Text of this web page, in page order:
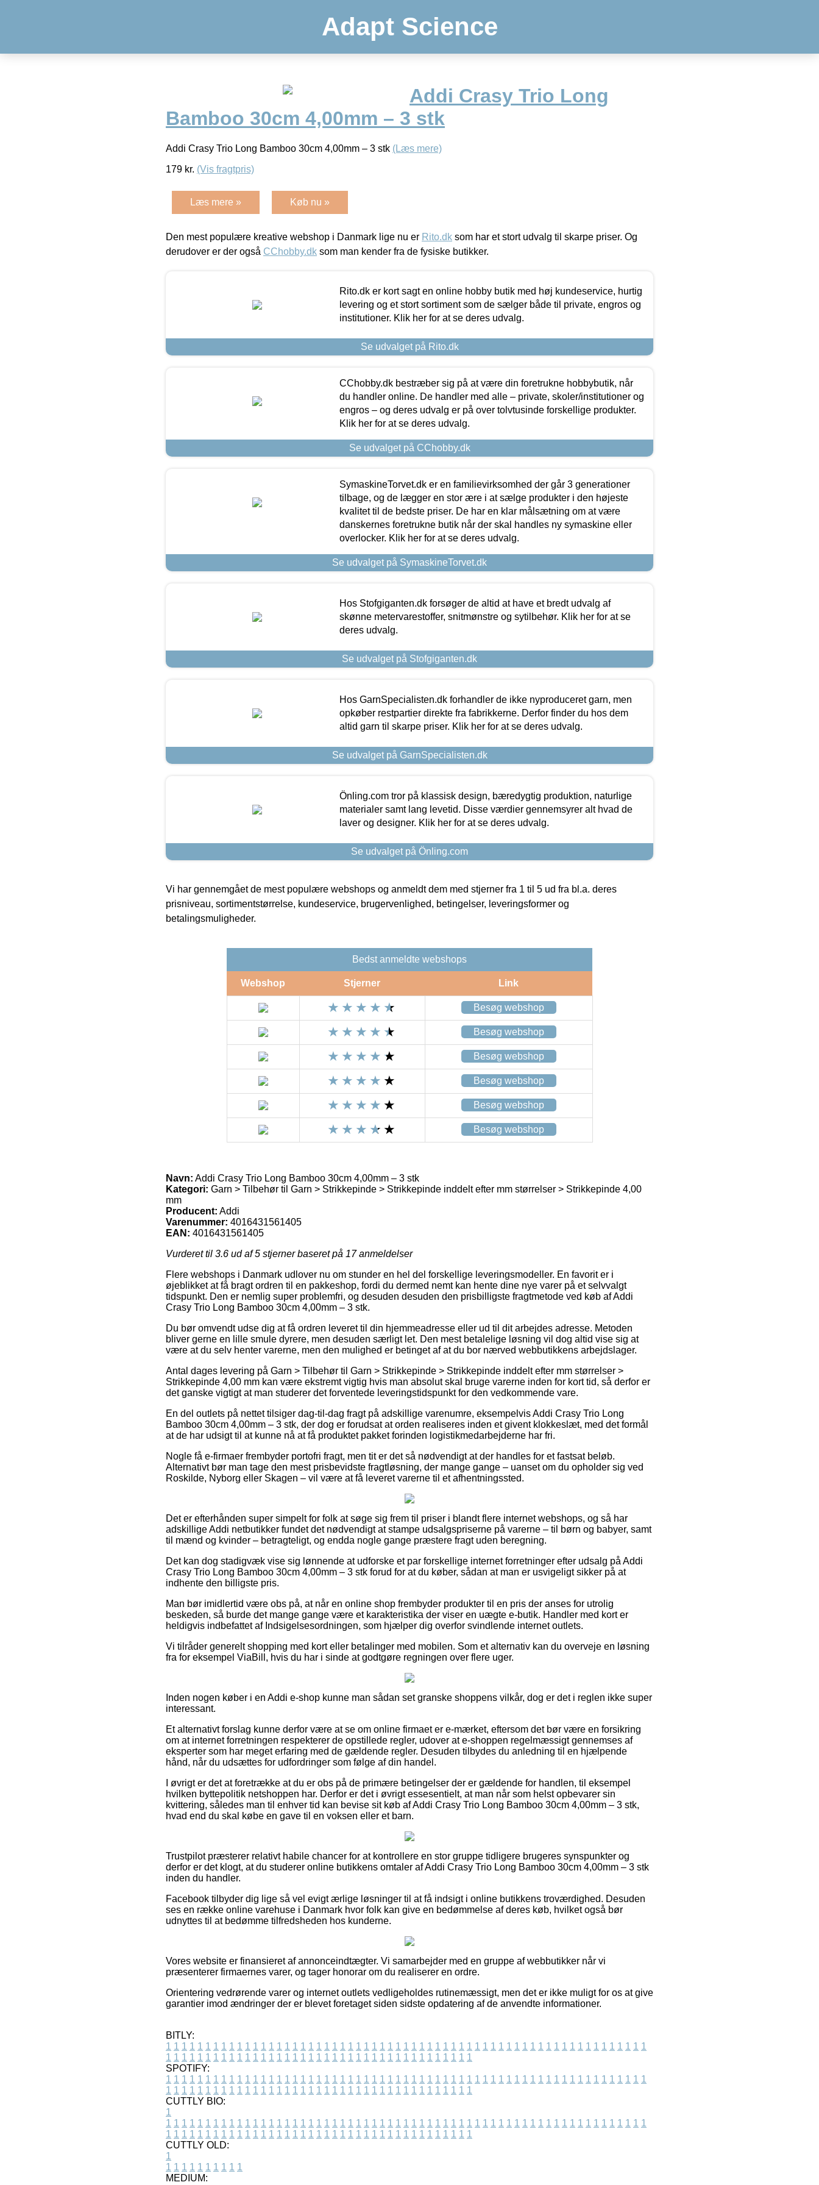
Adapt Science
Addi Crasy Trio Long
Bamboo 30cm 4,00mm – 3 stk
Addi Crasy Trio Long Bamboo 30cm 4,00mm – 3 stk (Læs mere)
179 kr. (Vis fragtpris)
Læs mere » Køb nu »
Den mest populære kreative webshop i Danmark lige nu er Rito.dk som har et stort udvalg til skarpe priser. Og
derudover er der også CChobby.dk som man kender fra de fysiske butikker.
Rito.dk er kort sagt en online hobby butik med høj kundeservice, hurtig
levering og et stort sortiment som de sælger både til private, engros og
institutioner. Klik her for at se deres udvalg.
Se udvalget på Rito.dk
CChobby.dk bestræber sig på at være din foretrukne hobbybutik, når
du handler online. De handler med alle – private, skoler/institutioner og
engros – og deres udvalg er på over tolvtusinde forskellige produkter.
Klik her for at se deres udvalg.
Se udvalget på CChobby.dk
SymaskineTorvet.dk er en familievirksomhed der går 3 generationer
tilbage, og de lægger en stor ære i at sælge produkter i den højeste
kvalitet til de bedste priser. De har en klar målsætning om at være
danskernes foretrukne butik når der skal handles ny symaskine eller
overlocker. Klik her for at se deres udvalg.
Se udvalget på SymaskineTorvet.dk
Hos Stofgiganten.dk forsøger de altid at have et bredt udvalg af
skønne metervarestoffer, snitmønstre og sytilbehør. Klik her for at se
deres udvalg.
Se udvalget på Stofgiganten.dk
Hos GarnSpecialisten.dk forhandler de ikke nyproduceret garn, men
opkøber restpartier direkte fra fabrikkerne. Derfor finder du hos dem
altid garn til skarpe priser. Klik her for at se deres udvalg.
Se udvalget på GarnSpecialisten.dk
Önling.com tror på klassisk design, bæredygtig produktion, naturlige
materialer samt lang levetid. Disse værdier gennemsyrer alt hvad de
laver og designer. Klik her for at se deres udvalg.
Se udvalget på Önling.com
Vi har gennemgået de mest populære webshops og anmeldt dem med stjerner fra 1 til 5 ud fra bl.a. deres
prisniveau, sortimentstørrelse, kundeservice, brugervenlighed, betingelser, leveringsformer og
betalingsmuligheder.
Bedst anmeldte webshops
Webshop Stjerner Link
Besøg webshop
Besøg webshop
Besøg webshop
Besøg webshop
Besøg webshop
Besøg webshop
Navn: Addi Crasy Trio Long Bamboo 30cm 4,00mm – 3 stk
Kategori: Garn > Tilbehør til Garn > Strikkepinde > Strikkepinde inddelt efter mm størrelser > Strikkepinde 4,00
mm
Producent: Addi
Varenummer: 4016431561405
EAN: 4016431561405
Vurderet til 3.6 ud af 5 stjerner baseret på 17anmeldelser
Flere webshops i Danmark udlover nu om stunder en hel del forskellige leveringsmodeller. En favorit er i
øjeblikket at få bragt ordren til en pakkeshop, fordi du dermed nemt kan hente dine nye varer på et selvvalgt
tidspunkt. Den er nemlig super problemfri, og desuden desuden den prisbilligste fragtmetode ved køb af Addi
Crasy Trio Long Bamboo 30cm 4,00mm – 3 stk.
Du bør omvendt udse dig at få ordren leveret til din hjemmeadresse eller ud til dit arbejdes adresse. Metoden
bliver gerne en lille smule dyrere, men desuden særligt let. Den mest betalelige løsning vil dog altid vise sig at
være at du selv henter varerne, men den mulighed er betinget af at du bor nærved webbutikkens arbejdslager.
Antal dages levering på Garn > Tilbehør til Garn > Strikkepinde > Strikkepinde inddelt efter mm størrelser >
Strikkepinde 4,00 mm kan være ekstremt vigtig hvis man absolut skal bruge varerne inden for kort tid, så derfor er
det ganske vigtigt at man studerer det forventede leveringstidspunkt for den vedkommende vare.
En del outlets på nettet tilsiger dag-til-dag fragt på adskillige varenumre, eksempelvis Addi Crasy Trio Long
Bamboo 30cm 4,00mm – 3 stk, der dog er forudsat at orden realiseres inden et givent klokkeslæt, med det formål
at de har udsigt til at kunne nå at få produktet pakket forinden logistikmedarbejderne har fri.
Nogle få e-firmaer frembyder portofri fragt, men tit er det så nødvendigt at der handles for et fastsat beløb.
Alternativt bør man tage den mest prisbevidste fragtløsning, der mange gange – uanset om du opholder sig ved
Roskilde, Nyborg eller Skagen – vil være at få leveret varerne til et afhentningssted.
Det er efterhånden super simpelt for folk at søge sig frem til priser i blandt flere internet webshops, og så har
adskillige Addi netbutikker fundet det nødvendigt at stampe udsalgspriserne på varerne – til børn og babyer, samt
til mænd og kvinder – betragteligt, og endda nogle gange præstere fragt uden beregning.
Det kan dog stadigvæk vise sig lønnende at udforske et par forskellige internet forretninger efter udsalg på Addi
Crasy Trio Long Bamboo 30cm 4,00mm – 3 stk forud for at du køber, sådan at man er usvigeligt sikker på at
indhente den billigste pris.
Man bør imidlertid være obs på, at når en online shop frembyder produkter til en pris der anses for utrolig
beskeden, så burde det mange gange være et karakteristika der viser en uægte e-butik. Handler med kort er
heldigvis indbefattet af Indsigelsesordningen, som hjælper dig overfor svindlende internet outlets.
Vi tilråder generelt shopping med kort eller betalinger med mobilen. Som et alternativ kan du overveje en løsning
fra for eksempel ViaBill, hvis du har i sinde at godtgøre regningen over flere uger.
Inden nogen køber i en Addi e-shop kunne man sådan set granske shoppens vilkår, dog er det i reglen ikke super
interessant.
Et alternativt forslag kunne derfor være at se om online firmaet er e-mærket, eftersom det bør være en forsikring
om at internet forretningen respekterer de opstillede regler, udover at e-shoppen regelmæssigt gennemses af
eksperter som har meget erfaring med de gældende regler. Desuden tilbydes du anledning til en hjælpende
hånd, når du udsættes for udfordringer som følge af din handel.
I øvrigt er det at foretrække at du er obs på de primære betingelser der er gældende for handlen, til eksempel
hvilken byttepolitik netshoppen har. Derfor er det i øvrigt essesentielt, at man når som helst opbevarer sin
kvittering, således man til enhver tid kan bevise sit køb af Addi Crasy Trio Long Bamboo 30cm 4,00mm – 3 stk,
hvad end du skal købe en gave til en voksen eller et barn.
Trustpilot præsterer relativt habile chancer for at kontrollere en stor gruppe tidligere brugeres synspunkter og
derfor er det klogt, at du studerer online butikkens omtaler af Addi Crasy Trio Long Bamboo 30cm 4,00mm – 3 stk
inden du handler.
Facebook tilbyder dig lige så vel evigt ærlige løsninger til at få indsigt i online butikkens troværdighed. Desuden
ses en række online varehuse i Danmark hvor folk kan give en bedømmelse af deres køb, hvilket også bør
udnyttes til at bedømme tilfredsheden hos kunderne.
Vores website er finansieret af annonceindtægter. Vi samarbejder med en gruppe af webbutikker når vi
præsenterer firmaernes varer, og tager honorar om du realiserer en ordre.
Orientering vedrørende varer og internet outlets vedligeholdes rutinemæssigt, men det er ikke muligt for os at give
garantier imod ændringer der er blevet foretaget siden sidste opdatering af de anvendte informationer.
BITLY:
1 1 1 1 1 1 1 1 1 1 1 1 1 1 1 1 1 1 1 1 1 1 1 1 1 1 1 1 1 1 1 1 1 1 1 1 1 1 1 1 1 1 1 1 1 1 1 1 1 1 1 1 1 1 1 1 1 1 1 1 1
1 1 1 1 1 1 1 1 1 1 1 1 1 1 1 1 1 1 1 1 1 1 1 1 1 1 1 1 1 1 1 1 1 1 1 1 1 1 1
SPOTIFY:
1 1 1 1 1 1 1 1 1 1 1 1 1 1 1 1 1 1 1 1 1 1 1 1 1 1 1 1 1 1 1 1 1 1 1 1 1 1 1 1 1 1 1 1 1 1 1 1 1 1 1 1 1 1 1 1 1 1 1 1 1
1 1 1 1 1 1 1 1 1 1 1 1 1 1 1 1 1 1 1 1 1 1 1 1 1 1 1 1 1 1 1 1 1 1 1 1 1 1 1
CUTTLY BIO:
1
1 1 1 1 1 1 1 1 1 1 1 1 1 1 1 1 1 1 1 1 1 1 1 1 1 1 1 1 1 1 1 1 1 1 1 1 1 1 1 1 1 1 1 1 1 1 1 1 1 1 1 1 1 1 1 1 1 1 1 1 1
1 1 1 1 1 1 1 1 1 1 1 1 1 1 1 1 1 1 1 1 1 1 1 1 1 1 1 1 1 1 1 1 1 1 1 1 1 1 1
CUTTLY OLD:
1
1 1 1 1 1 1 1 1 1 1
MEDIUM: